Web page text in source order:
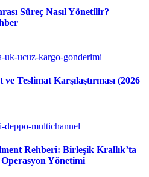
Süreç Nasıl Yönetilir?
Teslimat Karşılaştırması (2026
Rehberi: Birleşik Krallık’ta
Operasyon Yönetimi